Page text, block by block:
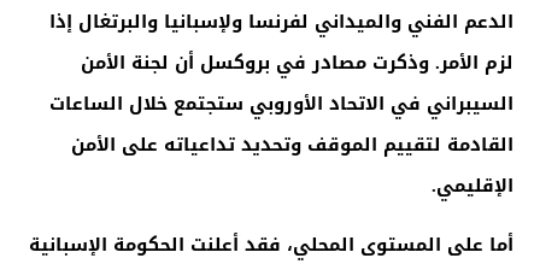
الدعم الفني والميداني لفرنسا ولإسبانيا والبرتغال إذا
لزم الأمر. وذكرت مصادر في بروكسل أن لجنة الأمن
السيبراني في الاتحاد الأوروبي ستجتمع خلال الساعات
القادمة لتقييم الموقف وتحديد تداعياته على الأمن
الإقليمي.
أما على المستوى المحلي، فقد أعلنت الحكومة الإسبانية